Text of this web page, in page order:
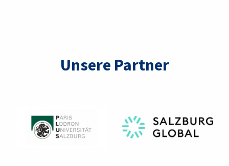
Unsere Partner